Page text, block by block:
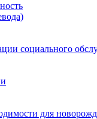
социального
для